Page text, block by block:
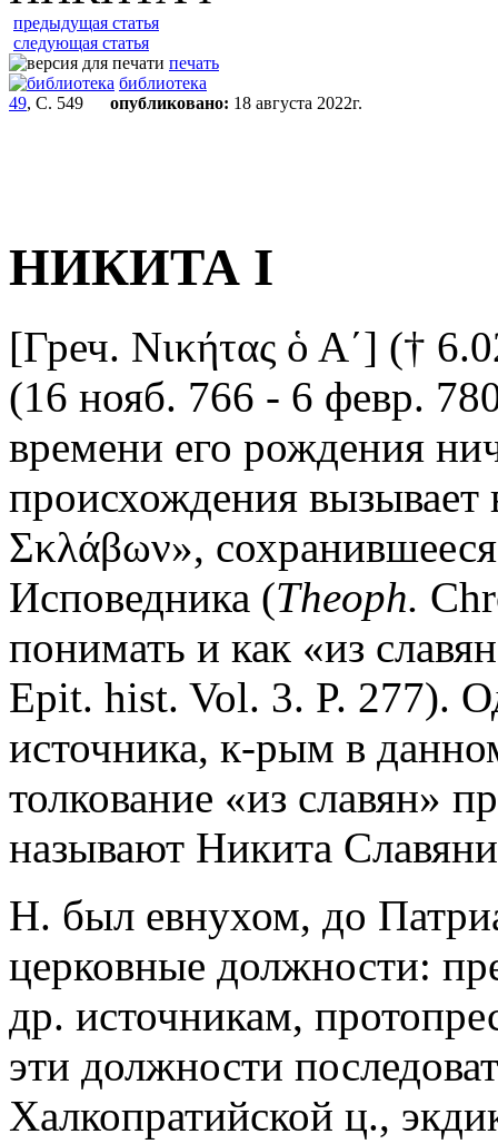
предыдущая статья
следующая статья
печать
библиотека
49, С. 549 опубликовано: 18 августа 2022г.
НИКИТА I
[Греч. Νικήτας ὁ Α´] (†
(16 нояб. 766 - 6 февр.
времени его рождения
происхождения
Σκλάβων»,
Исповедника (Theoph.
понимать и как «из
Epit. hist. Vol. 3. P. 277).
источника, к-рым в
толкование «из славян»
называют Никита
Н. был евнухом, до
церковные должности:
др. источникам,
эти должности
Халкопратийской ц.,